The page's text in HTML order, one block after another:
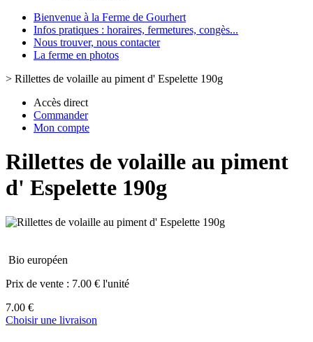
Bienvenue à la Ferme de Gourhert
Infos pratiques : horaires, fermetures, congès...
Nous trouver, nous contacter
La ferme en photos
> Rillettes de volaille au piment d' Espelette 190g
Accès direct
Commander
Mon compte
Rillettes de volaille au piment
d' Espelette 190g
Bio européen
Prix de vente : 7.00 € l'unité
7.00 €
Choisir une livraison